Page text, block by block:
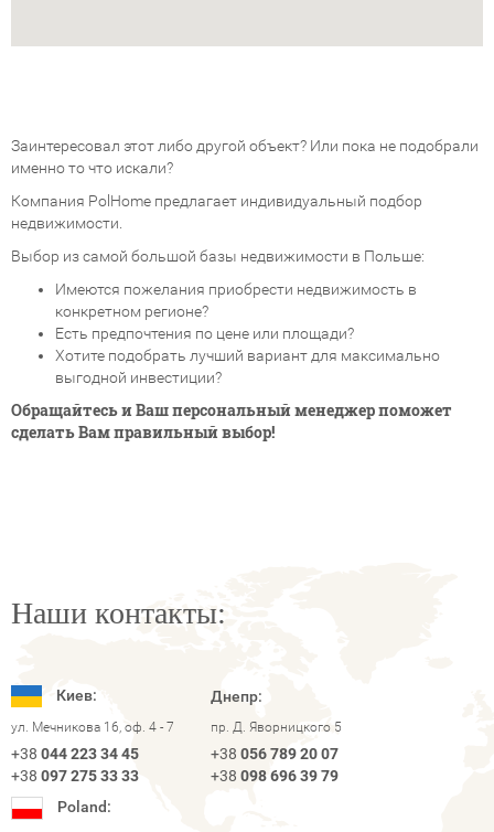
Заинтересовал этот либо другой объект? Или пока не подобрали
именно то что искали?
Компания PolHome предлагает индивидуальный подбор
недвижимости.
Выбор из самой большой базы недвижимости в Польше:
Имеются пожелания приобрести недвижимость в
конкретном регионе?
Есть предпочтения по цене или площади?
Хотите подобрать лучший вариант для максимально
выгодной инвестиции?
Обращайтесь и Ваш персональный менеджер поможет
сделать Вам правильный выбор!
Наши контакты:
Киев:
ул. Мечникова 16, оф. 4 - 7
+38 044 223 34 45
+38 097 275 33 33
Днепр:
пр. Д. Яворницкого 5
+38 056 789 20 07
+38 098 696 39 79
Poland: